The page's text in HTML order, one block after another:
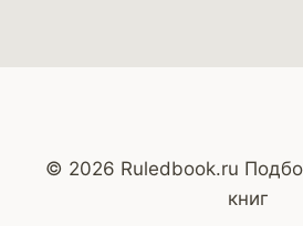
© 2026 Ruledbook.ru
книг